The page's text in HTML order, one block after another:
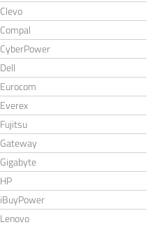
Clevo
Compal
CyberPower
Dell
Eurocom
Everex
Fujitsu
Gateway
Gigabyte
HP
iBuyPower
Lenovo